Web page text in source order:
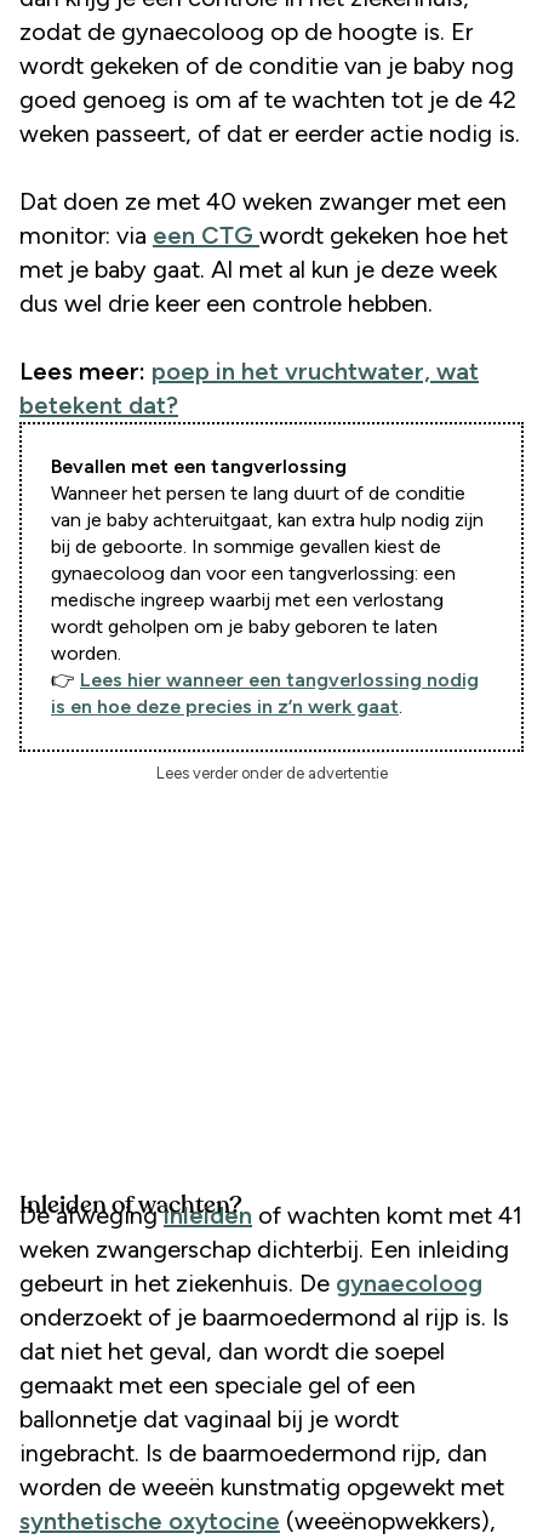
zodat de gynaecoloog op de hoogte is. Er
wordt gekeken of de conditie van je baby nog
goed genoeg is om af te wachten tot je de 42
weken passeert, of dat er eerder actie nodig is.
Dat doen ze met 40 weken zwanger met een
monitor: via een CTG wordt gekeken hoe het
met je baby gaat. Al met al kun je deze week
dus wel drie keer een controle hebben.
Lees meer: poep in het vruchtwater, wat
betekent dat?
Bevallen met een tangverlossing
Wanneer het persen te lang duurt of de conditie
van je baby achteruitgaat, kan extra hulp nodig zijn
bij de geboorte. In sommige gevallen kiest de
gynaecoloog dan voor een tangverlossing: een
medische ingreep waarbij met een verlostang
wordt geholpen om je baby geboren te laten
worden.
👉 Lees hier wanneer een tangverlossing nodig
is en hoe deze precies in z’n werk gaat.
Lees verder onder de advertentie
Inleiden of wachten?
De afweginginleiden of wachten komt met 41
weken zwangerschap dichterbij. Een inleiding
gebeurt in het ziekenhuis. De gynaecoloog
onderzoekt of je baarmoedermond al rijp is. Is
dat niet het geval, dan wordt die soepel
gemaakt met een speciale gel of een
ballonnetje dat vaginaal bij je wordt
ingebracht. Is de baarmoedermond rijp, dan
worden de weeën kunstmatig opgewekt met
synthetische oxytocine (weeënopwekkers),